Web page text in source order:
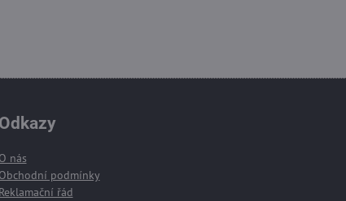
Odkazy
O nás
Obchodní podmínky
Reklamační řád